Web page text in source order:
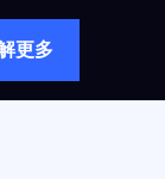
更多